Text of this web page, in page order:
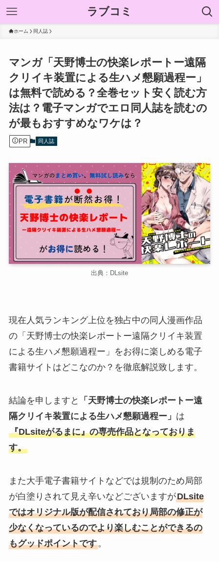
ラブコミ
ホーム 同人誌
マンガ「天野博士の快楽レポートー遠隔
クリイキ装置による生ハメ懇願過程ー」
は無料で読める？全巻セット安く読む方
法は？電子マンガでエロ同人誌を読むの
が最もおすすめなワケは？
PR 同人誌
出典：DLsite
現在人気ランキング上位を独占中の同人漫画作品
の「天野博士の快楽レポートー遠隔クリイキ装置
による生ハメ懇願過程ー」をお得に楽しめる電子
書籍サイトはどこなのか？を徹底解説致します。
結論を申しますと
「天野博士の快楽レポートー遠
隔クリイキ装置による生ハメ懇願過程ー」 は
『DLsiteがるまに』の専売作品となっておりま
す。
また大手電子書籍サイトなどでは規制のため局部
が白塗りされて見え辛いなどございますがDLsite
ではオリジナル版が配信されており局部の修正が
少なくなっているのでより楽しむことができるの
もグッドポイントです。